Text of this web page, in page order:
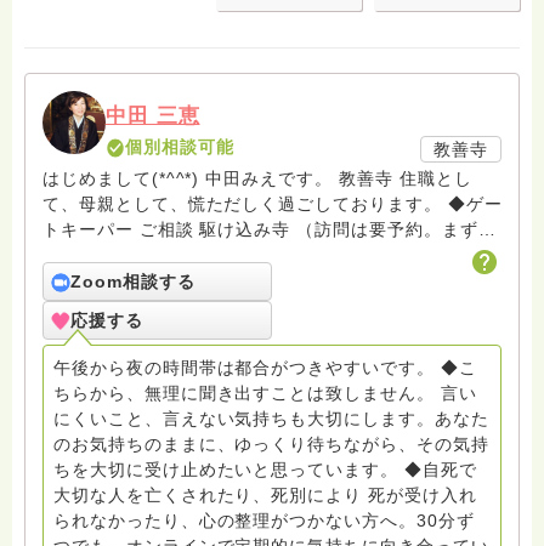
中田 三恵
個別相談可能
教善寺
はじめまして(*^^*) 中田みえです。 教善寺 住職とし
て、母親として、慌ただしく過ごしております。 ◆ゲー
トキーパー ご相談 駆け込み寺 （訪問は要予約。まずは
ターミナルケア、看取り、グリーフケア、希死念慮、自
死、産前産後うつ、育児、DV、デートDV、トラウマ、
PTSD、傾聴トレーナー、手話、要約筆記、行政相談
員、女性支援員、小学校 中学校支援員としても、ケア
サポートをしています。 ◆一般社団法人『グリーフケア
ともしび』理事長 【ともしび遺族会】運営 毎月 第１
金・昼夜2回開催（大阪駅前第3ビル） 14：00〜，18：
00〜 お問い合わせ申込⬇️こちらから
griefcare.tomoshibi@icloud.com ＊この活動は皆さま
のご支援により支えられております。ご協力をよろしく
お願いします。 ゆうちょ銀行 口座番号 普通408-
Zoom相談する
応援する
午後から夜の時間帯は都合がつきやすいです。 ◆こ
ちらから、無理に聞き出すことは致しません。 言い
にくいこと、言えない気持ちも大切にします。あなた
のお気持ちのままに、ゆっくり待ちながら、その気持
ちを大切に受け止めたいと思っています。 ◆自死で
大切な人を亡くされたり、死別により 死が受け入れ
られなかったり、心の整理がつかない方へ。30分ず